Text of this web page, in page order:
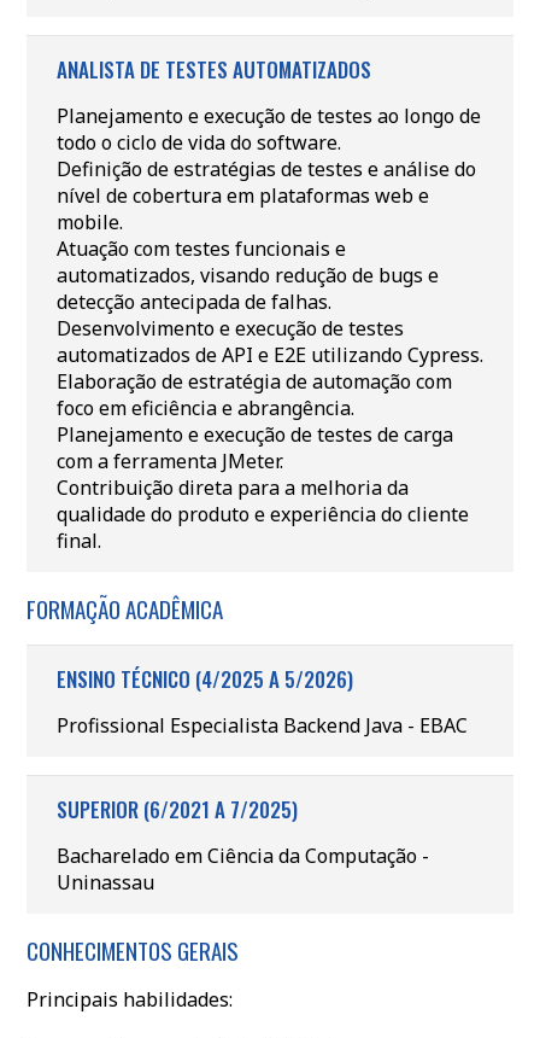
ANALISTA DE TESTES AUTOMATIZADOS
Planejamento e execução de testes ao longo de
todo o ciclo de vida do software.
Definição de estratégias de testes e análise do
nível de cobertura em plataformas web e
mobile.
Atuação com testes funcionais e
automatizados, visando redução de bugs e
detecção antecipada de falhas.
Desenvolvimento e execução de testes
automatizados de API e E2E utilizando Cypress.
Elaboração de estratégia de automação com
foco em eficiência e abrangência.
Planejamento e execução de testes de carga
com a ferramenta JMeter.
Contribuição direta para a melhoria da
qualidade do produto e experiência do cliente
final.
FORMAÇÃO ACADÊMICA
ENSINO TÉCNICO (4/2025 A 5/2026)
Profissional Especialista Backend Java - EBAC
SUPERIOR (6/2021 A 7/2025)
Bacharelado em Ciência da Computação -
Uninassau
CONHECIMENTOS GERAIS
Principais habilidades: